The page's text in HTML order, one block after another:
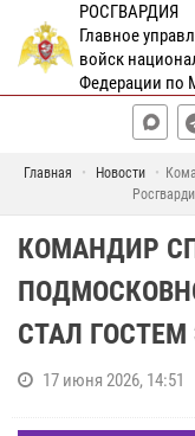
РОСГВАРДИЯ
Главное
войск
Федерации по
Главная Новости
КОМАНДИР
СТАЛ
17 июня 2026, 14:51